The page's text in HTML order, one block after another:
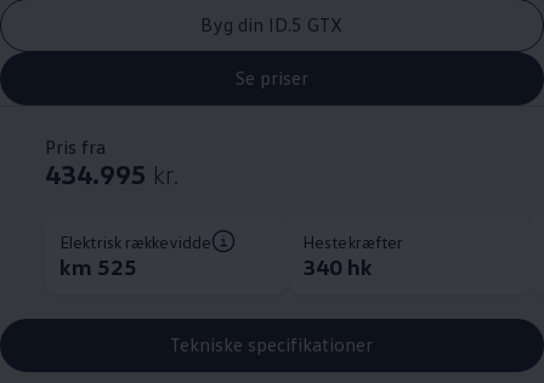
Byg din ID.5 GTX
Se priser
Pris fra
434.995 kr.
Elektrisk rækkevidde
km 525
Hestekræfter
340 hk
Tekniske specifikationer